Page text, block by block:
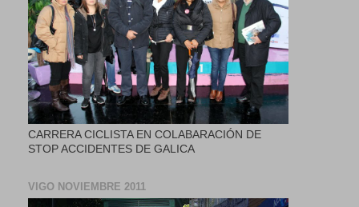
CARRERA CICLISTA EN COLABARACIÓN DE
STOP ACCIDENTES DE GALICA
VIGO NOVIEMBRE 2011